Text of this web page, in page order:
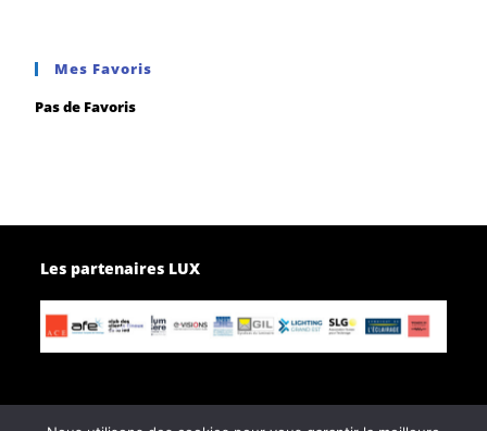
Mes Favoris
Pas de Favoris
Les partenaires LUX